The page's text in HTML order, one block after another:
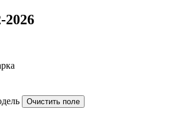
2026
Очистить поле